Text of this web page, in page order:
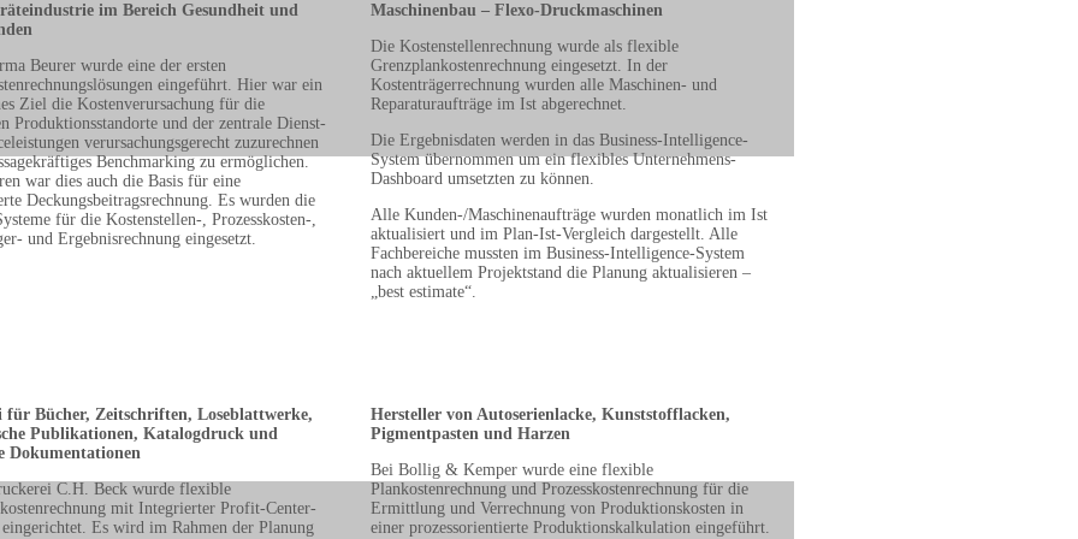
im Bereich Gesundheit und
Beurer wurde eine der ersten
eingeführt. Hier war ein
Ziel die Kostenverursachung für die
Produktionsstandorte und der zentrale Dienst-
verursachungsgerecht zuzurechnen
Benchmarking zu ermöglichen.
war dies auch die Basis für eine
Deckungsbeitragsrechnung. Es wurden die
für die Kostenstellen-, Prozesskosten-,
und Ergebnisrechnung eingesetzt.
Maschinenbau – Flexo-Druckmaschinen
Die Kostenstellenrechnung wurde als flexible
Grenzplankostenrechnung eingesetzt. In der
Kostenträgerrechnung wurden alle Maschinen- und
Reparaturaufträge im Ist abgerechnet.
Die Ergebnisdaten werden in das Business-Intelligence-
System übernommen um ein flexibles Unternehmens-
Dashboard umsetzten zu können.
Alle Kunden-/Maschinenaufträge wurden monatlich im Ist
aktualisiert und im Plan-Ist-Vergleich dargestellt. Alle
Fachbereiche mussten im Business-Intelligence-System
nach aktuellem Projektstand die Planung aktualisieren –
„best estimate“.
für Bücher, Zeitschriften, Loseblattwerke,
Publikationen, Katalogdruck und
Dokumentationen
C.H. Beck wurde flexible
mit Integrierter Profit-Center-
eingerichtet. Es wird im Rahmen der Planung
Hersteller von Autoserienlacke, Kunststofflacken,
Pigmentpasten und Harzen
Bei Bollig & Kemper wurde eine flexible
Plankostenrechnung und Prozesskostenrechnung für die
Ermittlung und Verrechnung von Produktionskosten in
einer prozessorientierte Produktionskalkulation eingeführt.